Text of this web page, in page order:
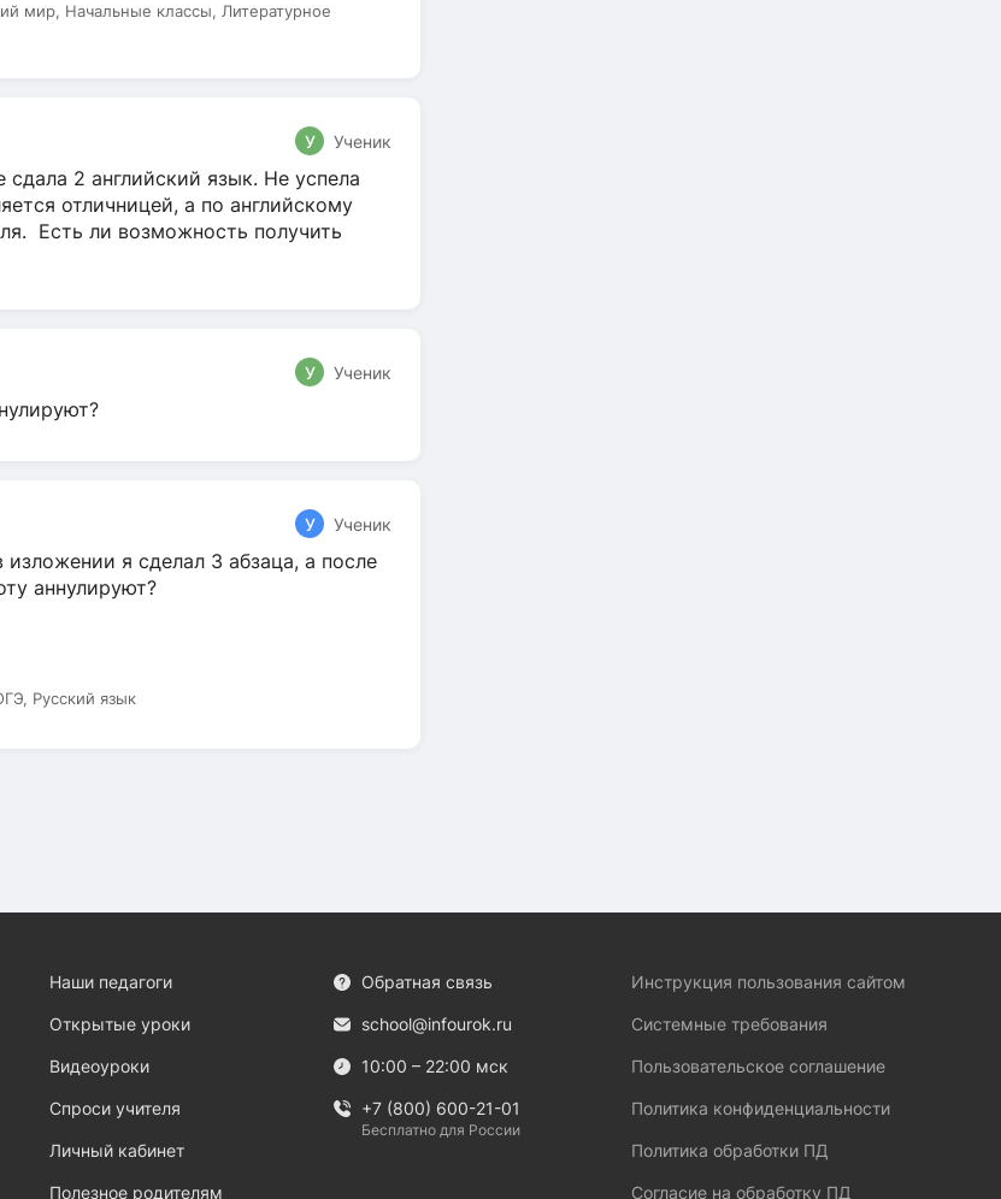
мир, Начальные классы, Литературное
У Ученик
2 английский язык. Не успела
отличницей, а по английскому
Есть ли возможность получить
У Ученик
У Ученик
я сделал 3 абзаца, а после
аннулируют?
Русский язык
Наши педагоги
Открытые уроки
Видеоуроки
Спроси учителя
Личный кабинет
Полезное родителям
Обратная связь
school@infourok.ru
10:00 – 22:00 мск
+7 (800) 600-21-01
Бесплатно для России
Инструкция пользования сайтом
Системные требования
Пользовательское соглашение
Политика конфиденциальности
Политика обработки ПД
Согласие на обработку ПД